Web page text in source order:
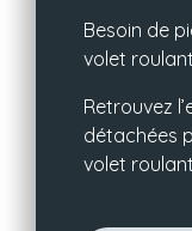
Besoin de
volet
Retrouvez
détachées
volet